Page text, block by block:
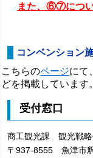
また、⑥⑦につい
コンベンション
こちらのページにて
どを掲載しています。
受付窓口
商工観光課 観光戦
〒937-8555 魚津市